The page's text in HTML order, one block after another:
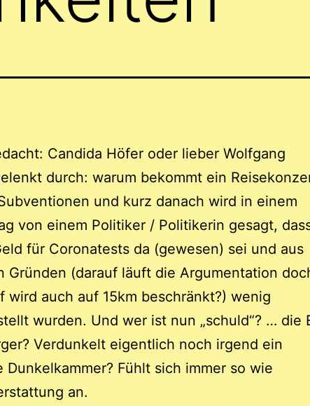
Candida Höfer oder lieber Wolfgang
durch: warum bekommt ein
und kurz danach wird in einem
von einem Politiker / Politikerin gesagt,
für Coronatests da (gewesen) sei und aus
Gründen (darauf läuft die Argumentation
wird auch auf 15km beschränkt?) wenig
wurden. Und wer ist nun „schuld“? … die
Verdunkelt eigentlich noch irgend ein
Dunkelkammer? Fühlt sich immer so wie
an.